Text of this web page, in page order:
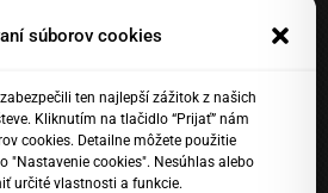
súborov cookies
ten najlepší zážitok z našich
Kliknutím na tlačidlo “Prijať” nám
cookies. Detailne môžete použitie
cookies". Nesúhlas alebo
určité vlastnosti a funkcie.